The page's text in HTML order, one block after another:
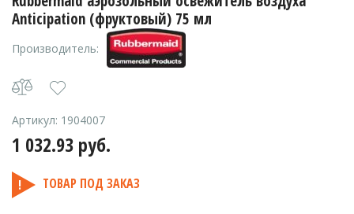
Anticipation (фруктовый) 75 мл
Производитель:
Артикул: 1904007
1 032.93 руб.
ТОВАР ПОД ЗАКАЗ